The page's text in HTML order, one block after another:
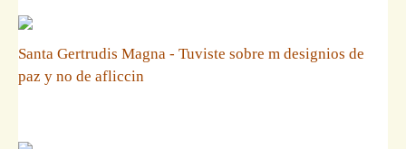
Santa Gertrudis Magna - Tuviste sobre m designios de
paz y no de afliccin